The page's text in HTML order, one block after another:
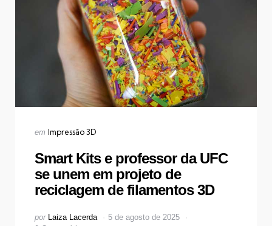
Categorias
Publicado
em Impressão 3D
Smart Kits e professor da UFC
se unem em projeto de
reciclagem de filamentos 3D
Postado
por Laiza Lacerda
5 de agosto de 2025